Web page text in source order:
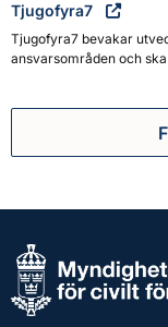
Tjugofyra7
Tjugofyra7 bevakar
ansvarsområden och